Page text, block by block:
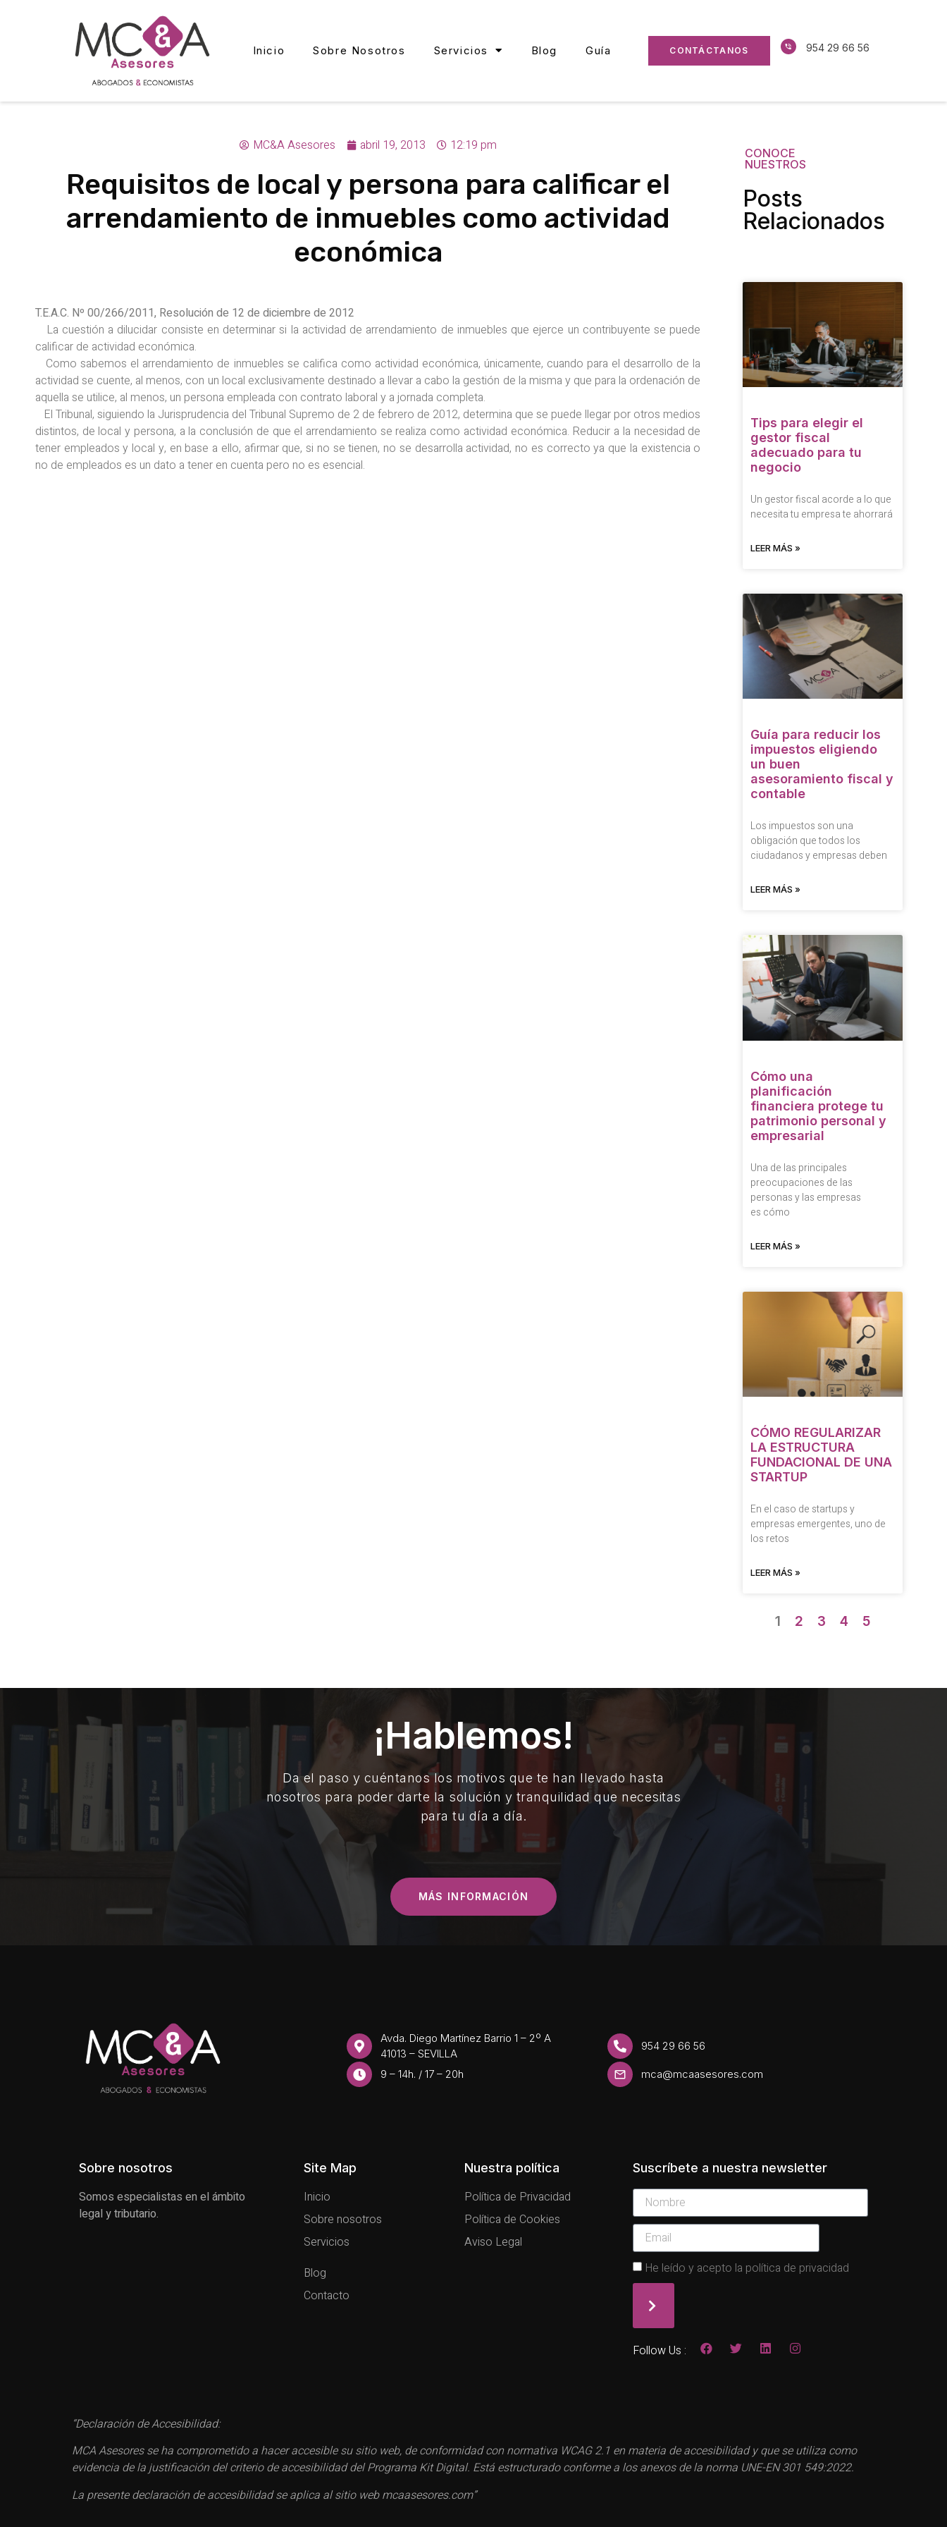
Inicio Sobre Nosotros Servicios Blog Guía CONTÁCTANOS 954 29 66 56
MC&A Asesores abril 19, 2013 12:19 pm
Requisitos de local y persona para calificar el
arrendamiento de inmuebles como actividad
económica
T.E.A.C. Nº 00/266/2011, Resolución de 12 de diciembre de 2012
La cuestión a dilucidar consiste en determinar si la actividad de arrendamiento de inmuebles que ejerce un contribuyente se puede
calificar de actividad económica.
Como sabemos el arrendamiento de inmuebles se califica como actividad económica, únicamente, cuando para el desarrollo de la
actividad se cuente, al menos, con un local exclusivamente destinado a llevar a cabo la gestión de la misma y que para la ordenación de
aquella se utilice, al menos, un persona empleada con contrato laboral y a jornada completa.
El Tribunal, siguiendo la Jurisprudencia del Tribunal Supremo de 2 de febrero de 2012, determina que se puede llegar por otros medios
distintos, de local y persona, a la conclusión de que el arrendamiento se realiza como actividad económica. Reducir a la necesidad de
tener empleados y local y, en base a ello, afirmar que, si no se tienen, no se desarrolla actividad, no es correcto ya que la existencia o
no de empleados es un dato a tener en cuenta pero no es esencial.
CONOCE
NUESTROS
Posts
Relacionados
Tips para elegir el
gestor fiscal
adecuado para tu
negocio
Un gestor fiscal acorde a lo que
necesita tu empresa te ahorrará
LEER MÁS »
Guía para reducir los
impuestos eligiendo
un buen
asesoramiento fiscal y
contable
Los impuestos son una
obligación que todos los
ciudadanos y empresas deben
LEER MÁS »
Cómo una
planificación
financiera protege tu
patrimonio personal y
empresarial
Una de las principales
preocupaciones de las
personas y las empresas
es cómo
LEER MÁS »
CÓMO REGULARIZAR
LA ESTRUCTURA
FUNDACIONAL DE UNA
STARTUP
En el caso de startups y
empresas emergentes, uno de
los retos
LEER MÁS »
1 2 3 4 5
¡Hablemos!
Da el paso y cuéntanos los motivos que te han llevado hasta
nosotros para poder darte la solución y tranquilidad que necesitas
para tu día a día.
MÁS INFORMACIÓN
Avda. Diego Martínez Barrio 1 – 2º A
41013 – SEVILLA
954 29 66 56
9 – 14h. / 17 – 20h mca@mcaasesores.com
Sobre nosotros
Somos especialistas en el ámbito
legal y tributario.
Site Map
Inicio
Sobre nosotros
Servicios
Blog
Contacto
Nuestra política
Política de Privacidad
Política de Cookies
Aviso Legal
Suscríbete a nuestra newsletter
He leído y acepto la política de privacidad
Follow Us :
“Declaración de Accesibilidad:
MCA Asesores se ha comprometido a hacer accesible su sitio web, de conformidad con normativa WCAG 2.1 en materia de accesibilidad y que se utiliza como
evidencia de la justificación del criterio de accesibilidad del Programa Kit Digital. Está estructurado conforme a los anexos de la norma UNE-EN 301 549:2022.
La presente declaración de accesibilidad se aplica al sitio web mcaasesores.com”